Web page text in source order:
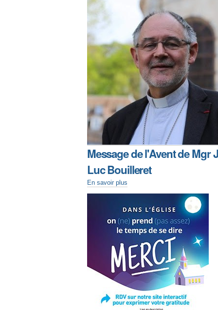
Message de l'Avent de Mgr
Luc Bouilleret
En savoir plus